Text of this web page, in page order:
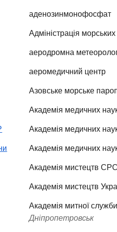
аденозинмонофосфат
Адміністрація морських
аеродромна
аеромедичний центр
Азовське морське
Академія медичних
Академія медичних
Академія медичних
Академія мистецтв
Академія мистецтв
Академія митної
Дніпропетровськ